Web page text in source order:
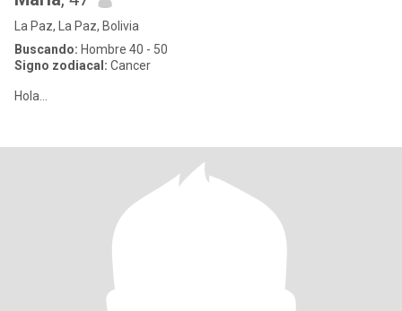
La Paz, La Paz, Bolivia
Buscando: Hombre 40 - 50
Signo zodiacal: Cancer
Hola...